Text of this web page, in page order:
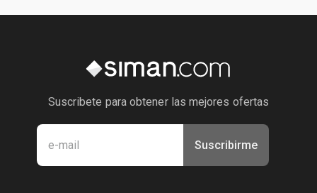
Suscribete para obtener las mejores ofertas
Suscribirme